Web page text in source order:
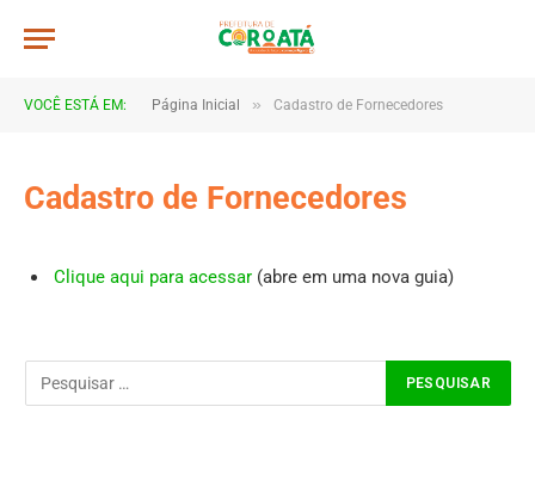
VOCÊ ESTÁ EM: Página Inicial » Cadastro de Fornecedores
Cadastro de Fornecedores
Clique aqui para acessar (abre em uma nova guia)